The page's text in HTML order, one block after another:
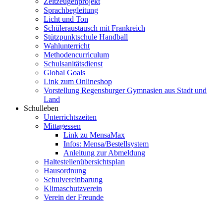
Sprachbegleitung
Licht und Ton
Schüleraustausch mit Frankreich
Stützpunktschule Handball
Wahlunterricht
Methodencurriculum
Schulsanitätsdienst
Global Goals
Link zum Onlineshop
Vorstellung Regensburger Gymnasien aus Stadt und
Land
Schulleben
Unterrichtszeiten
Mittagessen
Link zu MensaMax
Infos: Mensa/Bestellsystem
Anleitung zur Abmeldung
Haltestellenübersichtsplan
Hausordnung
Schulvereinbarung
Klimaschutzverein
Verein der Freunde